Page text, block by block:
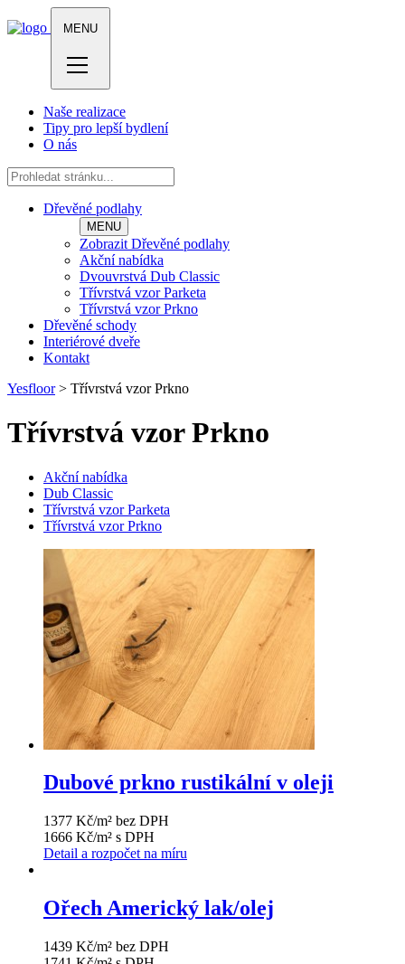
MENU
Naše realizace
Tipy pro lepší bydlení
O nás
Dřevěné podlahy
MENU
Zobrazit Dřevěné podlahy
Akční nabídka
Dvouvrstvá Dub Classic
Třívrstvá vzor Parketa
Třívrstvá vzor Prkno
Dřevěné schody
Interiérové dveře
Kontakt
Yesfloor> Třívrstvá vzor Prkno
Třívrstvá vzor Prkno
Akční nabídka
Dub Classic
Třívrstvá vzor Parketa
Třívrstvá vzor Prkno
Dubové prkno rustikální v oleji
1377 Kč/m² bez DPH
1666 Kč/m² s DPH
Detail a rozpočet na míru
Ořech Americký lak/olej
1439 Kč/m² bez DPH